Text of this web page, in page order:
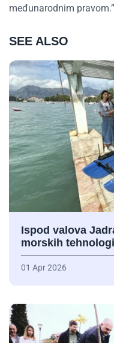
međunarodnim pravom.”
SEE ALSO
Ispod valova
morskih
01 Apr 2026